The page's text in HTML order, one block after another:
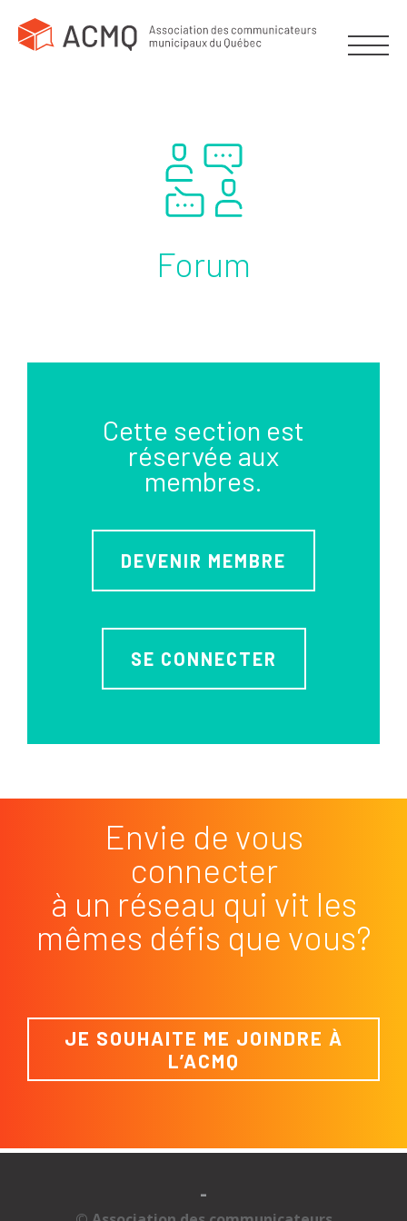
Forum
Cette section est
réservée aux
membres.
DEVENIR MEMBRE
SE CONNECTER
Envie de vous
connecter
à un réseau qui vit les
mêmes défis que vous?
JE SOUHAITE ME JOINDRE À
L’ACMQ
-